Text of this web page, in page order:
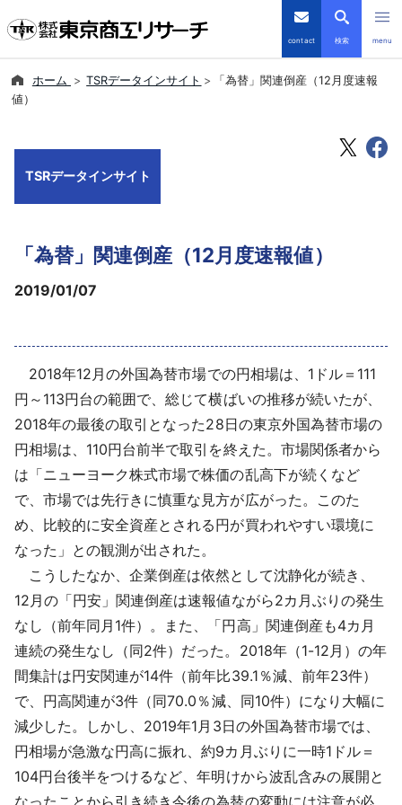
contact 検索 menu
導入事例
採用情報
よくあるご質問
English
ホーム TSRデータインサイト
「為替」関連倒産（12月度速報
値）
TSRデータインサイト
「為替」関連倒産（12月度速報値）
2019/01/07
2018年12月の外国為替市場での円相場は、1ドル＝111
円～113円台の範囲で、総じて横ばいの推移が続いたが、
2018年の最後の取引となった28日の東京外国為替市場の
円相場は、110円台前半で取引を終えた。市場関係者から
は「ニューヨーク株式市場で株価の乱高下が続くなど
で、市場では先行きに慎重な見方が広がった。このた
め、比較的に安全資産とされる円が買われやすい環境に
なった」との観測が出された。
こうしたなか、企業倒産は依然として沈静化が続き、
12月の「円安」関連倒産は速報値ながら2カ月ぶりの発生
なし（前年同月1件）。また、「円高」関連倒産も4カ月
連続の発生なし（同2件）だった。2018年（1-12月）の年
間集計は円安関連が14件（前年比39.1％減、前年23件）
で、円高関連が3件（同70.0％減、同10件）になり大幅に
減少した。しかし、2019年1月3日の外国為替市場では、
円相場が急激な円高に振れ、約9カ月ぶりに一時1ドル＝
104円台後半をつけるなど、年明けから波乱含みの展開と